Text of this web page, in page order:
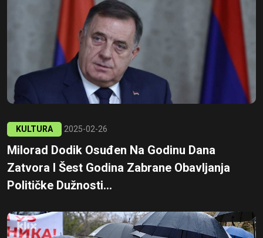
KULTURA 2025-02-26
Milorad Dodik Osuđen Na Godinu Dana
Zatvora I Šest Godina Zabrane Obavljanja
Političke Dužnosti...